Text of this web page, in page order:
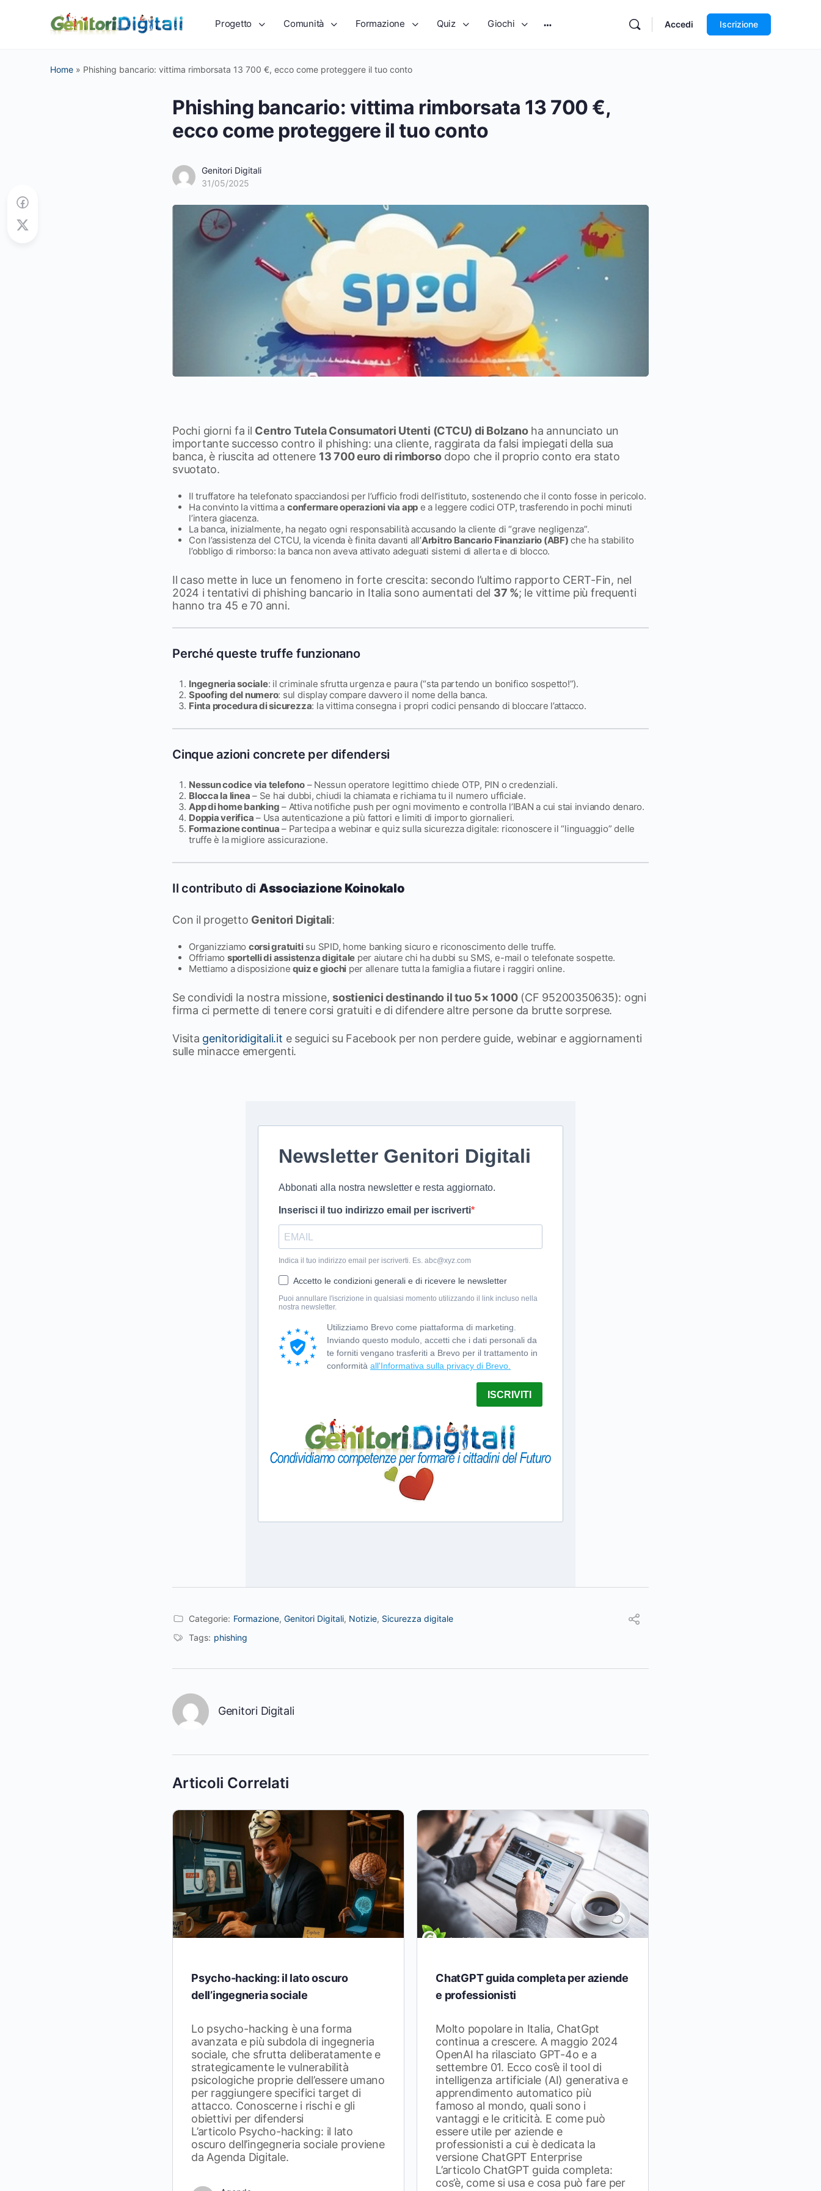
Progetto Comunità Formazione Quiz Giochi Accedi Iscrizione
Home » Phishing bancario: vittima rimborsata 13 700 €, ecco come proteggere il tuo conto
Phishing bancario: vittima rimborsata 13 700 €,
ecco come proteggere il tuo conto
Genitori Digitali
31/05/2025
Pochi giorni fa il Centro Tutela Consumatori Utenti (CTCU) di Bolzanoha annunciato un
importante successo contro il phishing: una cliente, raggirata da falsi impiegati della sua
banca, è riuscita ad ottenere 13 700 euro di rimborsodopo che il proprio conto era stato
svuotato.
Il truffatore ha telefonato spacciandosi per l’ufficio frodi dell’istituto, sostenendo che il conto fosse in pericolo.
Ha convinto la vittima a confermare operazioni via app e a leggere codici OTP, trasferendo in pochi minuti
l’intera giacenza.
La banca, inizialmente, ha negato ogni responsabilità accusando la cliente di “grave negligenza”.
Con l’assistenza del CTCU, la vicenda è finita davanti all’Arbitro Bancario Finanziario (ABF) che ha stabilito
l’obbligo di rimborso: la banca non aveva attivato adeguati sistemi di allerta e di blocco.
Il caso mette in luce un fenomeno in forte crescita: secondo l’ultimo rapporto CERT-Fin, nel
2024 i tentativi di phishing bancario in Italia sono aumentati del 37 %; le vittime più frequenti
hanno tra 45 e 70 anni.
Perché queste truffe funzionano
Ingegneria sociale: il criminale sfrutta urgenza e paura (“sta partendo un bonifico sospetto!”).
Spoofing del numero: sul display compare davvero il nome della banca.
Finta procedura di sicurezza: la vittima consegna i propri codici pensando di bloccare l’attacco.
Cinque azioni concrete per difendersi
Nessun codice via telefono– Nessun operatore legittimo chiede OTP, PIN o credenziali.
Blocca la linea – Se hai dubbi, chiudi la chiamata e richiama tu il numero ufficiale.
App di home banking – Attiva notifiche push per ogni movimento e controlla l’IBAN a cui stai inviando denaro.
Doppia verifica – Usa autenticazione a più fattori e limiti di importo giornalieri.
Formazione continua – Partecipa a webinar e quiz sulla sicurezza digitale: riconoscere il “linguaggio” delle
truffe è la migliore assicurazione.
Il contributo di Associazione Koinokalo
Con il progetto Genitori Digitali:
Organizziamo corsi gratuitisu SPID, home banking sicuro e riconoscimento delle truffe.
Offriamo sportelli di assistenza digitale per aiutare chi ha dubbi su SMS, e-mail o telefonate sospette.
Mettiamo a disposizionequiz e giochi per allenare tutta la famiglia a fiutare i raggiri online.
Se condividi la nostra missione,sostienici destinando il tuo 5× 1000(CF 95200350635): ogni
firma ci permette di tenere corsi gratuiti e di difendere altre persone da brutte sorprese.
Visita genitoridigitali.it e seguici su Facebook per non perdere guide, webinar e aggiornamenti
sulle minacce emergenti.
Categorie: Formazione, Genitori Digitali, Notizie, Sicurezza digitale
Tags: phishing
Genitori Digitali
Articoli Correlati
Psycho-hacking: il lato oscuro
dell’ingegneria sociale
Lo psycho-hacking è una forma
avanzata e più subdola di ingegneria
sociale, che sfrutta deliberatamente e
strategicamente le vulnerabilità
psicologiche proprie dell’essere umano
per raggiungere specifici target di
attacco. Conoscerne i rischi e gli
obiettivi per difendersi
L’articolo Psycho-hacking: il lato
oscuro dell’ingegneria sociale proviene
da Agenda Digitale.
ChatGPT guida completa per aziende
e professionisti
Molto popolare in Italia, ChatGpt
continua a crescere. A maggio 2024
OpenAI ha rilasciato GPT-4o e a
settembre 01. Ecco cos’è il tool di
intelligenza artificiale (AI) generativa e
apprendimento automatico più
famoso al mondo, quali sono i
vantaggi e le criticità. E come può
essere utile per aziende e
professionisti a cui è dedicata la
versione ChatGPT Enterprise
L’articolo ChatGPT guida completa:
cos’è, come si usa e cosa può fare per